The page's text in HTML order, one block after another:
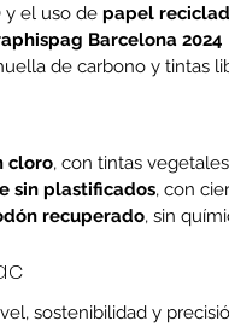
y el uso de papel
Barcelona 2024
de carbono y tintas
cloro, con tintas
sin plastificados, con
recuperado, sin
sostenibilidad y